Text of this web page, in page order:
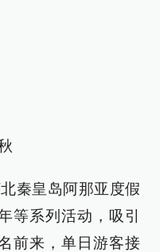
秦皇岛阿那亚度假
等系列活动，吸引
前来，单日游客接